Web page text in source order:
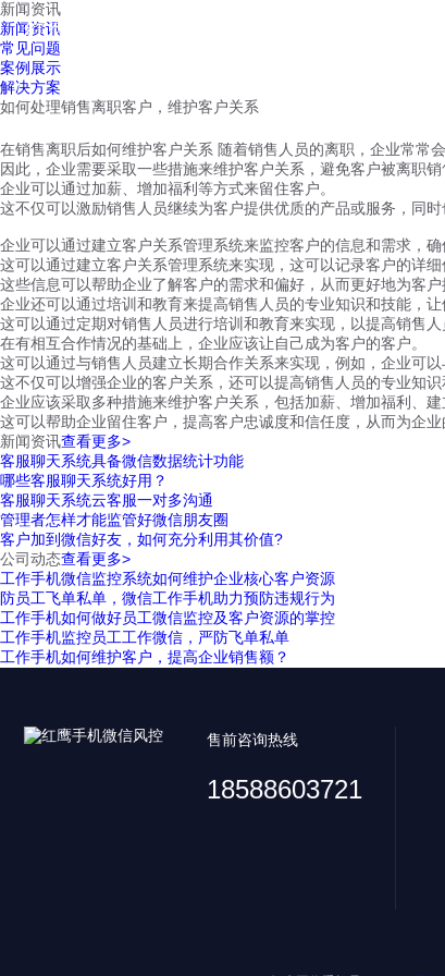
红鹰工作手机
新闻资讯
新闻资讯
常见问题
案例展示
解决方案
如何处理销售离职客户，维护客户关系
在销售离职后如何维护客户关系 随着销售人员的离职，企业常常
因此，企业需要采取一些措施来维护客户关系，避免客户被离职销
企业可以通过加薪、增加福利等方式来留住客户。
这不仅可以激励销售人员继续为客户提供优质的产品或服务，同
企业可以通过建立客户关系管理系统来监控客户的信息和需求，确
这可以通过建立客户关系管理系统来实现，这可以记录客户的详
这些信息可以帮助企业了解客户的需求和偏好，从而更好地为客户
企业还可以通过培训和教育来提高销售人员的专业知识和技能，
这可以通过定期对销售人员进行培训和教育来实现，以提高销售
在有相互合作情况的基础上，企业应该让自己成为客户的客户。
这可以通过与销售人员建立长期合作关系来实现，例如，企业可
这不仅可以增强企业的客户关系，还可以提高销售人员的专业知
企业应该采取多种措施来维护客户关系，包括加薪、增加福利、
这可以帮助企业留住客户，提高客户忠诚度和信任度，从而为企业
新闻资讯查看更多>
客服聊天系统具备微信数据统计功能
哪些客服聊天系统好用？
客服聊天系统云客服一对多沟通
管理者怎样才能监管好微信朋友圈
客户加到微信好友，如何充分利用其价值?
公司动态查看更多>
工作手机微信监控系统如何维护企业核心客户资源
防员工飞单私单，微信工作手机助力预防违规行为
工作手机如何做好员工微信监控及客户资源的掌控
工作手机监控员工工作微信，严防飞单私单
工作手机如何维护客户，提高企业销售额？
售前咨询热线
18588603721